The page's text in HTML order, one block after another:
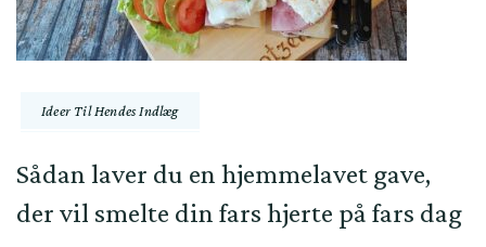
Ideer Til Hendes Indlæg
Sådan laver du en hjemmelavet gave,
der vil smelte din fars hjerte på fars dag